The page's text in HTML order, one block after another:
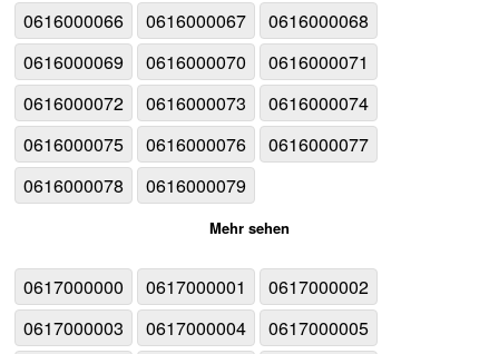
0616000066 0616000067
0616000068
0616000069
0616000070
0616000071
0616000072
0616000073
0616000074
0616000075
0616000076
0616000077
0616000078
0616000079
Mehr sehen
0617000000 0617000001
0617000002
0617000003
0617000004
0617000005